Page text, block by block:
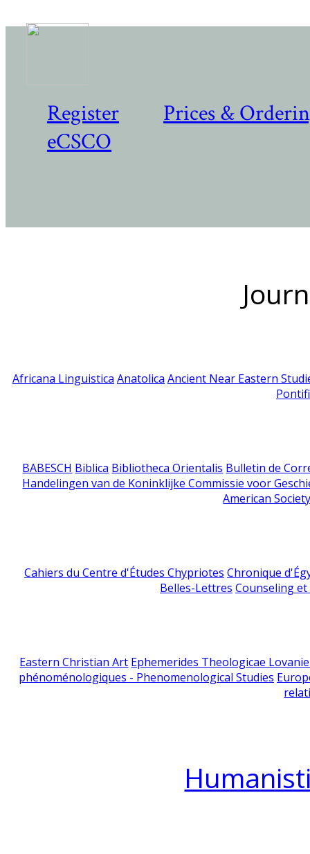
Register
Prices &
eCSCO
Africana Linguistica Anatolica Ancient Near Eastern
BABESCH Biblica Bibliotheca Orientalis Bulletin de
Handelingen van de Koninklijke Commissie voor
American
Cahiers du Centre d'Études Chypriotes Chronique
Belles-Lettres Counseling
Eastern Christian Art Ephemerides Theologicae
phénoménologiques - Phenomenological Studies